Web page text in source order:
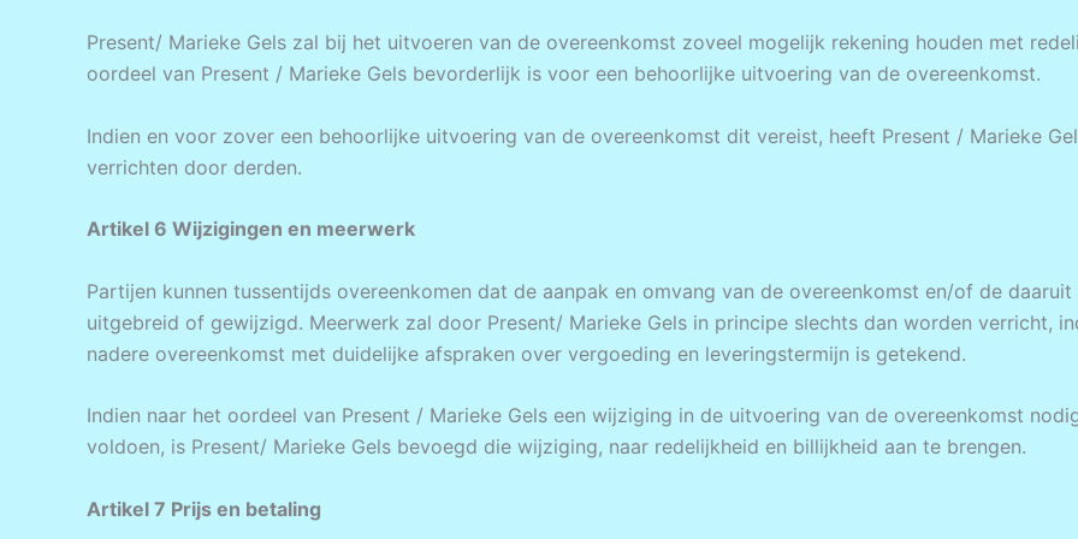
Present/ Marieke Gels zal bij het uitvoeren van de overeenkomst zoveel mogelijk rekening houden met
oordeel van Present / Marieke Gels bevorderlijk is voor een behoorlijke uitvoering van de overeenkomst.
Indien en voor zover een behoorlijke uitvoering van de overeenkomst dit vereist, heeft Present / Marieke
verrichten door derden.
Artikel 6 Wijzigingen en meerwerk
Partijen kunnen tussentijds overeenkomen dat de aanpak en omvang van de overeenkomst en/of de
uitgebreid of gewijzigd. Meerwerk zal door Present/ Marieke Gels in principe slechts dan worden verricht,
nadere overeenkomst met duidelijke afspraken over vergoeding en leveringstermijn is getekend.
Indien naar het oordeel van Present / Marieke Gels een wijziging in de uitvoering van de overeenkomst
voldoen, is Present/ Marieke Gels bevoegd die wijziging, naar redelijkheid en billijkheid aan te brengen.
Artikel 7 Prijs en betaling